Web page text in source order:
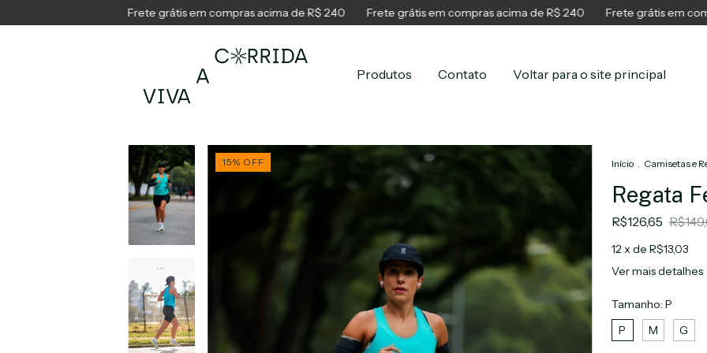
Frete grátis em compras acima de R$ 240 Frete grátis em compras acima de R$ 240 Frete grátis em compras
Produtos Contato Voltar para o site principal
15% OFF Início Camisetas e
Regata
R$126,65
12x de R$13,03
Ver mais detalhes
Tamanho: P
P
M G